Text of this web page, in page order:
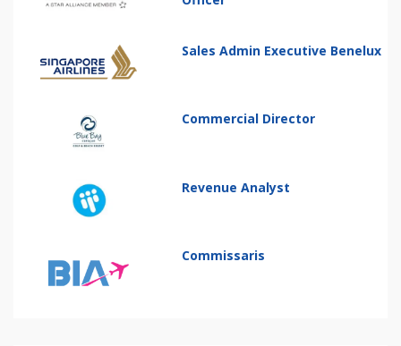
Sales Admin Executive Benelux
Commercial Director
Revenue Analyst
Commissaris